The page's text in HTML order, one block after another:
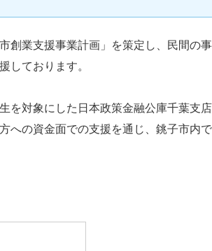
業支援事業計画」を策定し、民間の
しております。
を対象にした日本政策金融公庫千葉支
の資金面での支援を通じ、銚子市内